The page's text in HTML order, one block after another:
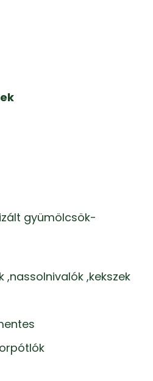
gyümölcsök-
,nassolnivalók ,kekszek